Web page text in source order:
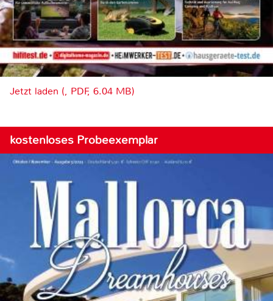
Jetzt laden (, PDF, 6.04 MB)
kostenloses Probeexemplar